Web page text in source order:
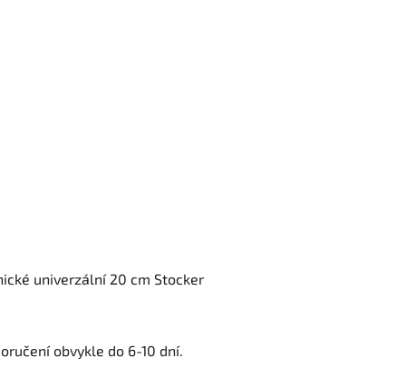
univerzální 20 cm Stocker
obvykle do 6-10 dní.